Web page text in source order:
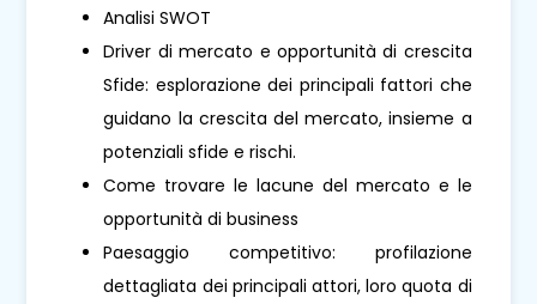
Analisi SWOT
Driver di mercato e opportunità di crescita
Sfide: esplorazione dei principali fattori che
guidano la crescita del mercato, insieme a
potenziali sfide e rischi.
Come trovare le lacune del mercato e le
opportunità di business
Paesaggio competitivo: profilazione
dettagliata dei principali attori, loro quota di